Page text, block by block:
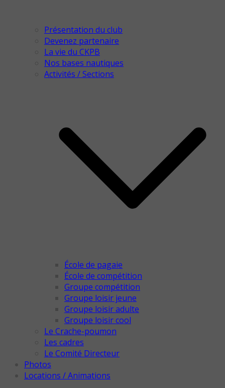
Présentation du club
Devenez partenaire
La vie du CKPB
Nos bases nautiques
Activités / Sections
École de pagaie
École de compétition
Groupe compétition
Groupe loisir jeune
Groupe loisir adulte
Groupe loisir cool
Le Crache-poumon
Les cadres
Le Comité Directeur
Photos
Locations / Animations